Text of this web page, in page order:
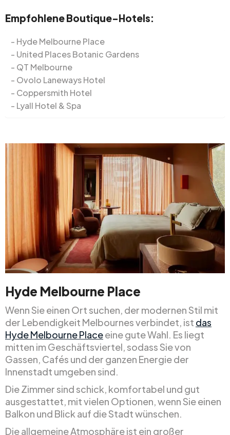
Empfohlene Boutique-Hotels:
Hyde Melbourne Place
United Places Botanic Gardens
QT Melbourne
Ovolo Laneways Hotel
Coppersmith Hotel
Lyall Hotel & Spa
Hyde Melbourne Place
Wenn Sie einen Ort suchen, der modernen Stil mit
der Lebendigkeit Melbournes verbindet, ist das
Hyde Melbourne Placeeine gute Wahl. Es liegt
mitten im Geschäftsviertel, sodass Sie von
Gassen, Cafés und der ganzen Energie der
Innenstadt umgeben sind.
Die Zimmer sind schick, komfortabel und gut
ausgestattet, mit vielen Optionen, wenn Sie einen
Balkon und Blick auf die Stadt wünschen.
Die allgemeine Atmosphäre ist ein großer